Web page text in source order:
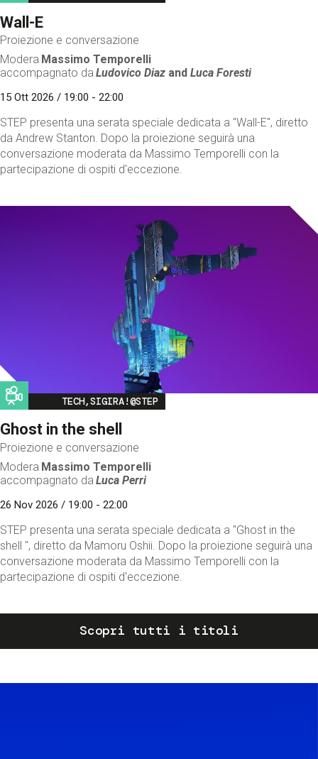
Wall-E
Proiezione e conversazione
Modera Massimo Temporelli
accompagnato da Ludovico Diaz andLuca Foresti
15 Ott 2026 / 19:00 - 22:00
STEP presenta una serata speciale dedicata a "Wall-E", diretto
da Andrew Stanton. Dopo la proiezione seguirà una
conversazione moderata da Massimo Temporelli con la
partecipazione di ospiti d'eccezione.
Image
TECH,SIGIRA!@STEP
Ghost in the shell
Proiezione e conversazione
Modera Massimo Temporelli
accompagnato da Luca Perri
26 Nov 2026 / 19:00 - 22:00
STEP presenta una serata speciale dedicata a "Ghost in the
shell ", diretto da Mamoru Oshii. Dopo la proiezione seguirà una
conversazione moderata da Massimo Temporelli con la
partecipazione di ospiti d'eccezione.
Scopri tutti i titoli